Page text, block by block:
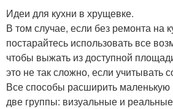
Идеи для кухни в хрущевке.
В том случае, если без ремонта на
постарайтесь использовать все
чтобы выжать из доступной
это не так сложно, если учитывать
Все способы расширить маленькую
две группы: визуальные и